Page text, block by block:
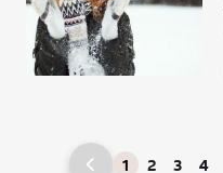
1 2 3 4